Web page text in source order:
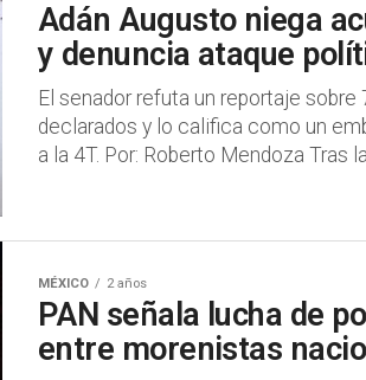
Adán Augusto niega
y denuncia ataque
​El senador refuta un reportaje sobre
declarados y lo califica como un
a la 4T. Por: Roberto Mendoza Tras
MÉXICO 2 años
PAN señala lucha de
entre morenistas